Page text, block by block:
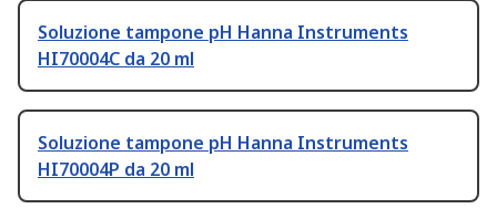
Soluzione tampone pH Hanna Instruments
HI70004C da 20 ml
Soluzione tampone pH Hanna Instruments
HI70004P da 20 ml